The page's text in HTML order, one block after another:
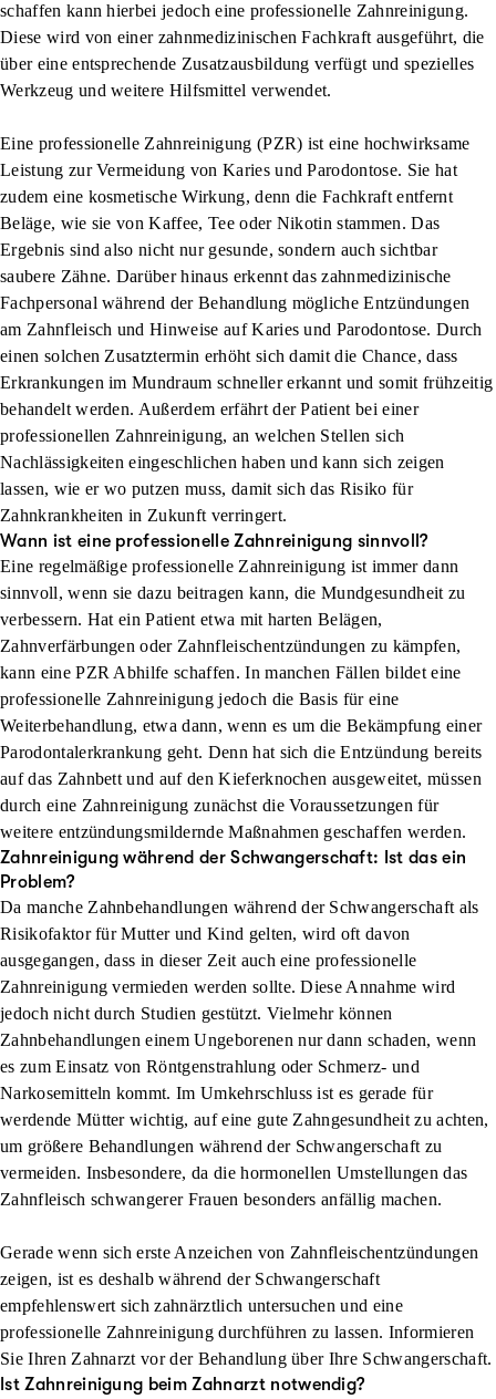
schaffen kann hierbei jedoch eine professionelle Zahnreinigung.
Diese wird von einer zahnmedizinischen Fachkraft ausgeführt, die
über eine entsprechende Zusatzausbildung verfügt und spezielles
Werkzeug und weitere Hilfsmittel verwendet.
Eine professionelle Zahnreinigung (PZR) ist eine hochwirksame
Leistung zur Vermeidung von Karies und Parodontose. Sie hat
zudem eine kosmetische Wirkung, denn die Fachkraft entfernt
Beläge, wie sie von Kaffee, Tee oder Nikotin stammen. Das
Ergebnis sind also nicht nur gesunde, sondern auch sichtbar
saubere Zähne. Darüber hinaus erkennt das zahnmedizinische
Fachpersonal während der Behandlung mögliche Entzündungen
am Zahnfleisch und Hinweise auf Karies und Parodontose. Durch
einen solchen Zusatztermin erhöht sich damit die Chance, dass
Erkrankungen im Mundraum schneller erkannt und somit frühzeitig
behandelt werden. Außerdem erfährt der Patient bei einer
professionellen Zahnreinigung, an welchen Stellen sich
Nachlässigkeiten eingeschlichen haben und kann sich zeigen
lassen, wie er wo putzen muss, damit sich das Risiko für
Zahnkrankheiten in Zukunft verringert.
Wann ist eine professionelle Zahnreinigung sinnvoll?
Eine regelmäßige professionelle Zahnreinigung ist immer dann
sinnvoll, wenn sie dazu beitragen kann, die Mundgesundheit zu
verbessern. Hat ein Patient etwa mit harten Belägen,
Zahnverfärbungen oder Zahnfleischentzündungen zu kämpfen,
kann eine PZR Abhilfe schaffen. In manchen Fällen bildet eine
professionelle Zahnreinigung jedoch die Basis für eine
Weiterbehandlung, etwa dann, wenn es um die Bekämpfung einer
Parodontalerkrankung geht. Denn hat sich die Entzündung bereits
auf das Zahnbett und auf den Kieferknochen ausgeweitet, müssen
durch eine Zahnreinigung zunächst die Voraussetzungen für
weitere entzündungsmildernde Maßnahmen geschaffen werden.
Zahnreinigung während der Schwangerschaft: Ist das ein
Problem?
Da manche Zahnbehandlungen während der Schwangerschaft als
Risikofaktor für Mutter und Kind gelten, wird oft davon
ausgegangen, dass in dieser Zeit auch eine professionelle
Zahnreinigung vermieden werden sollte. Diese Annahme wird
jedoch nicht durch Studien gestützt. Vielmehr können
Zahnbehandlungen einem Ungeborenen nur dann schaden, wenn
es zum Einsatz von Röntgenstrahlung oder Schmerz- und
Narkosemitteln kommt. Im Umkehrschluss ist es gerade für
werdende Mütter wichtig, auf eine gute Zahngesundheit zu achten,
um größere Behandlungen während der Schwangerschaft zu
vermeiden. Insbesondere, da die hormonellen Umstellungen das
Zahnfleisch schwangerer Frauen besonders anfällig machen.
Gerade wenn sich erste Anzeichen von Zahnfleischentzündungen
zeigen, ist es deshalb während der Schwangerschaft
empfehlenswert sich zahnärztlich untersuchen und eine
professionelle Zahnreinigung durchführen zu lassen. Informieren
Sie Ihren Zahnarzt vor der Behandlung über Ihre Schwangerschaft.
Ist Zahnreinigung beim Zahnarzt notwendig?